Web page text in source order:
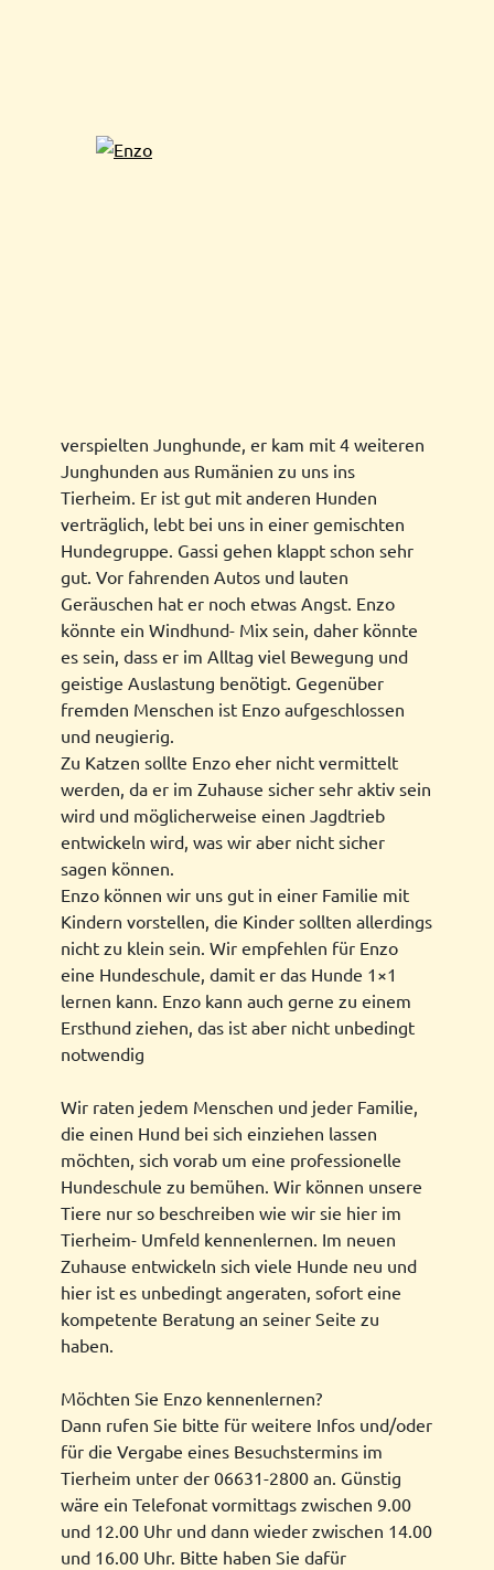
verspielten Junghunde, er kam mit 4 weiteren
Junghunden aus Rumänien zu uns ins
Tierheim. Er ist gut mit anderen Hunden
verträglich, lebt bei uns in einer gemischten
Hundegruppe. Gassi gehen klappt schon sehr
gut. Vor fahrenden Autos und lauten
Geräuschen hat er noch etwas Angst. Enzo
könnte ein Windhund- Mix sein, daher könnte
es sein, dass er im Alltag viel Bewegung und
geistige Auslastung benötigt. Gegenüber
fremden Menschen ist Enzo aufgeschlossen
und neugierig.
Zu Katzen sollte Enzo eher nicht vermittelt
werden, da er im Zuhause sicher sehr aktiv sein
wird und möglicherweise einen Jagdtrieb
entwickeln wird, was wir aber nicht sicher
sagen können.
Enzo können wir uns gut in einer Familie mit
Kindern vorstellen, die Kinder sollten allerdings
nicht zu klein sein. Wir empfehlen für Enzo
eine Hundeschule, damit er das Hunde 1×1
lernen kann. Enzo kann auch gerne zu einem
Ersthund ziehen, das ist aber nicht unbedingt
notwendig
Wir raten jedem Menschen und jeder Familie,
die einen Hund bei sich einziehen lassen
möchten, sich vorab um eine professionelle
Hundeschule zu bemühen. Wir können unsere
Tiere nur so beschreiben wie wir sie hier im
Tierheim- Umfeld kennenlernen. Im neuen
Zuhause entwickeln sich viele Hunde neu und
hier ist es unbedingt angeraten, sofort eine
kompetente Beratung an seiner Seite zu
haben.
Möchten Sie Enzo kennenlernen?
Dann rufen Sie bitte für weitere Infos und/oder
für die Vergabe eines Besuchstermins im
Tierheim unter der 06631-2800 an. Günstig
wäre ein Telefonat vormittags zwischen 9.00
und 12.00 Uhr und dann wieder zwischen 14.00
und 16.00 Uhr. Bitte haben Sie dafür